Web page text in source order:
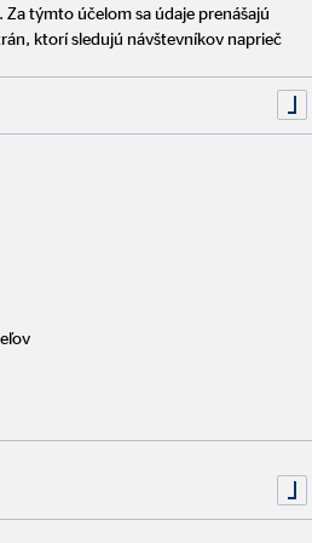
prestávke znovu nastúpiť do
sa môžete flexibilne rozhodovať,
Vítaní sú taktiež profesionáli v
súčasnom zamestnaní nemajú
týmto účelom sa údaje prenášajú
ktorí sledujú návštevníkov naprieč